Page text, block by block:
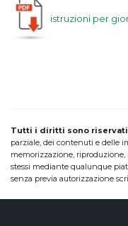
istruzioni per
Tutti i diritti sono
parziale, dei contenuti e delle
memorizzazione,
stessi mediante qualunque
senza previa autorizzazione